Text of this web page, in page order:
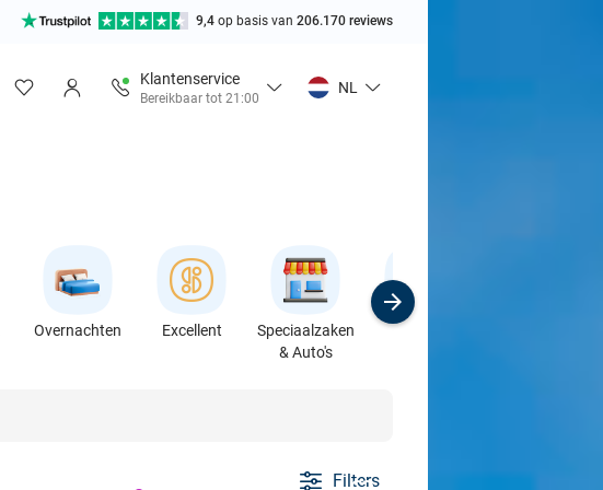
9,4 op basis van 206.170 reviews
Klantenservice
Bereikbaar tot 21:00
NL
Overnachten Excellent
Speciaalzaken
& Auto's
Sport
Filters